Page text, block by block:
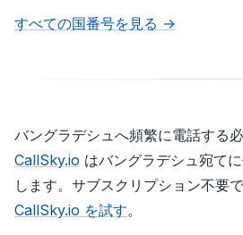
すべての国番号を見る →
バングラデシュへ頻繁に電話する
CallSky.io はバングラデシュ宛て
します。サブスクリプション不要
CallSky.io を試す。